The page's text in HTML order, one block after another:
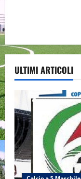
ULTIMI ARTICOLI